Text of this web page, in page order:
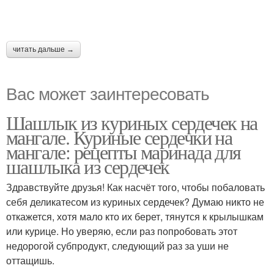
читать дальше →
Вас может заинтересовать
Шашлык из куриных сердечек на
мангале. Куриные сердечки на
мангале: рецепты маринада для
шашлыка из сердечек
Здравствуйте друзья! Как насчёт того, чтобы побаловать
себя деликатесом из куриных сердечек? Думаю никто не
откажется, хотя мало кто их берет, тянутся к крылышкам
или курице. Но уверяю, если раз попробовать этот
недорогой субпродукт, следующий раз за уши не
оттащишь.